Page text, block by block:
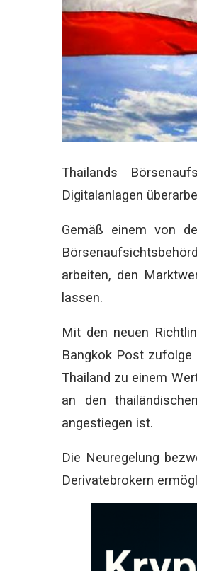
Thailands
Digitalanlagen
Gemäß einem von
arbeiten, den
lassen.
Mit den neuen
Bangkok Post zufolge
Thailand zu einem
an den
angestiegen ist.
Die Neuregelung
Derivatebrokern